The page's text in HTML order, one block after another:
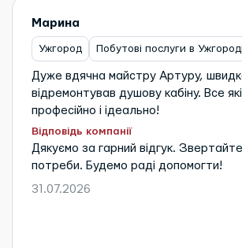
Марина
Ужгород Побутові послуги в Ужгороді
Дуже вдячна майстру Артуру,
відремонтував душову кабіну. Все
професійно і ідеально!
Відповідь компанії
Дякуємо за гарний відгук.
потреби. Будемо раді допомогти!
31.07.2026